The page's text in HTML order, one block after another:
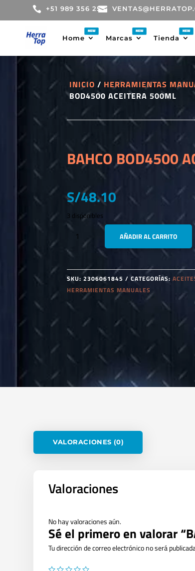
 +51 989 356 255

Home Marcas Tienda
INICIO / HERRAMIENTAS
BOD4500 ACEITERA 500ML
BAHCO BOD4500
S/48.10
3 disponibles
BAHCO
BOD4500
ACEITERA
CANTIDAD
AÑADIR AL CARRITO
SKU:2306061845 CATEGORÍAS:
HERRAMIENTAS MANUALES
VALORACIONES (0)
Valoraciones
No hay valoraciones aún.
Sé el primero en valorar
Tu dirección de correo electrónico no será